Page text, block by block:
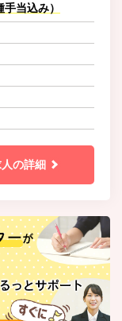
当込み）
の詳細